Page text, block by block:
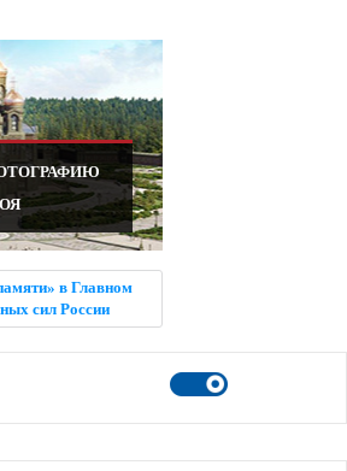
в Главном
сил России